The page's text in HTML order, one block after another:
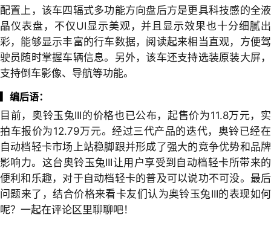
配置上，该车四辐式多功能方向盘后方是更具科技感的全液
晶仪表盘，不仅UI显示美观，并且显示效果也十分细腻出
彩，能够显示丰富的行车数据，阅读起来相当直观，方便驾
驶员随时掌握车辆信息。另外，该车还支持选装原装大屏，
支持倒车影像、导航等功能。
编后语：
目前，奥铃玉兔III的价格也已公布，起售价为11.8万元，实
拍车报价为12.79万元。经过三代产品的迭代，奥铃已经在
自动档轻卡市场上站稳脚跟并形成了强大的竞争优势和品牌
影响力。这台奥铃玉兔III让用户享受到自动档轻卡所带来的
便利和乐趣，对于自动档轻卡的普及可以说功不可没。最后
问题来了，结合价格来看卡友们认为奥铃玉兔III的表现如何
呢？一起在评论区里聊聊吧！